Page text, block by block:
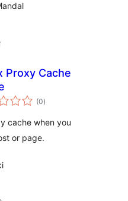
Proxy Cache
(0कुल
रेटिङ्गहरू
)
cache when you
or page.